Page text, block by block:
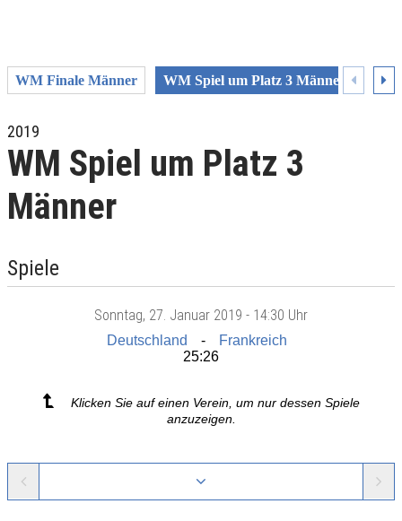
WM Finale Männer WM Spiel um Platz 3 Männer
2019
WM Spiel um Platz 3
Männer
Spiele
Sonntag, 27. Januar 2019 - 14:30 Uhr
Deutschland
Frankreich
25:26
Klicken Sie auf einen Verein, um nur dessen Spiele
anzuzeigen.